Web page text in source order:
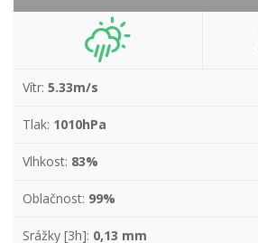
Vítr: 5.33m/s
Tlak: 1010hPa
Vlhkost: 83%
Oblačnost: 99%
Srážky [3h]: 0,13 mm